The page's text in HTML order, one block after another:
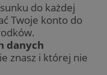
do każdej
Twoje konto do
danych
znasz i której nie